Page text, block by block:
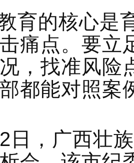
育的核心是
痛点。要立
，找准风险
都能对照案
日，广西壮